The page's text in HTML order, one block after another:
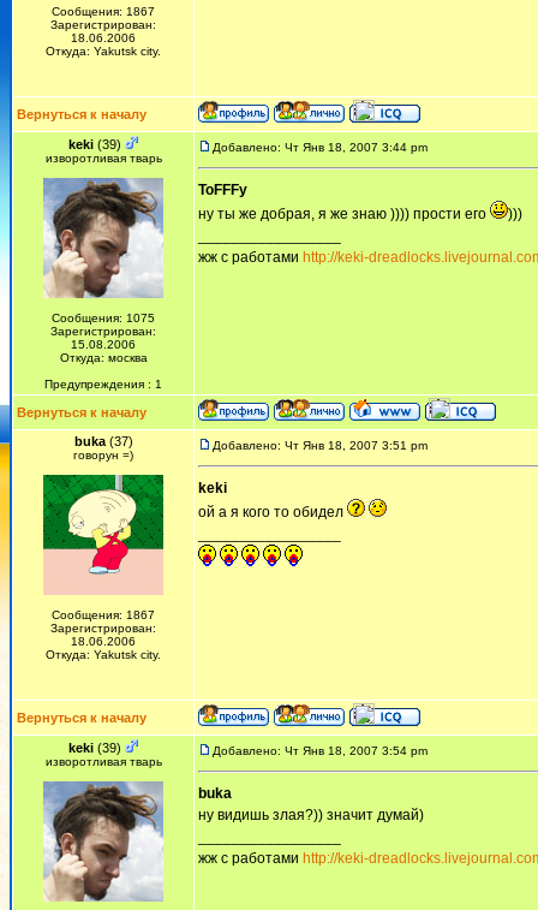
Сообщения: 1867
Зарегистрирован:
18.06.2006
Откуда: Yakutsk city.
Вернуться к началу
keki (39)
изворотливая тварь
Сообщения: 1075
Зарегистрирован:
15.08.2006
Откуда: москва
Предупреждения : 1
Добавлено: Чт Янв 18, 2007 3:44 pm
ToFFFy
ну ты же добрая, я же знаю )))) прости его
)))
жж с работами http://keki-
Вернуться к началу
buka(37)
говорун =)
Сообщения: 1867
Зарегистрирован:
18.06.2006
Откуда: Yakutsk city.
Добавлено: Чт Янв 18, 2007 3:51 pm
keki
ой а я кого то обидел
Вернуться к началу
keki (39)
изворотливая тварь
Добавлено: Чт Янв 18, 2007 3:54 pm
buka
ну видишь злая?)) значит думай)
жж с работами http://keki-